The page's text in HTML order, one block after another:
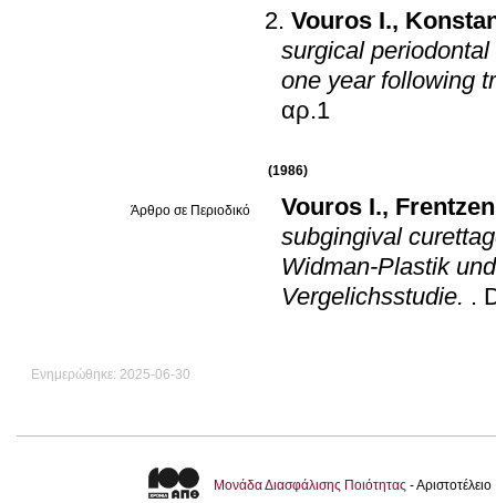
Vouros I.,
surgical
one year following
αρ.1
(1986)
Άρθρο σε Περιοδικό Vouros I.,
subgingival
Widman-Plastik
Vergelichsstudie. .
Ενημερώθηκε: 2025-06-30
Μονάδα Διασφάλισης Ποιότητας -